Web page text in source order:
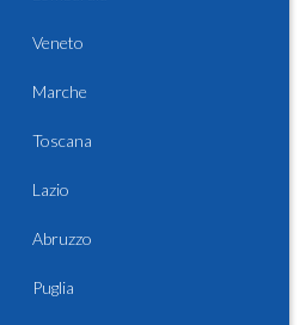
Veneto
Marche
Toscana
Lazio
Abruzzo
Puglia